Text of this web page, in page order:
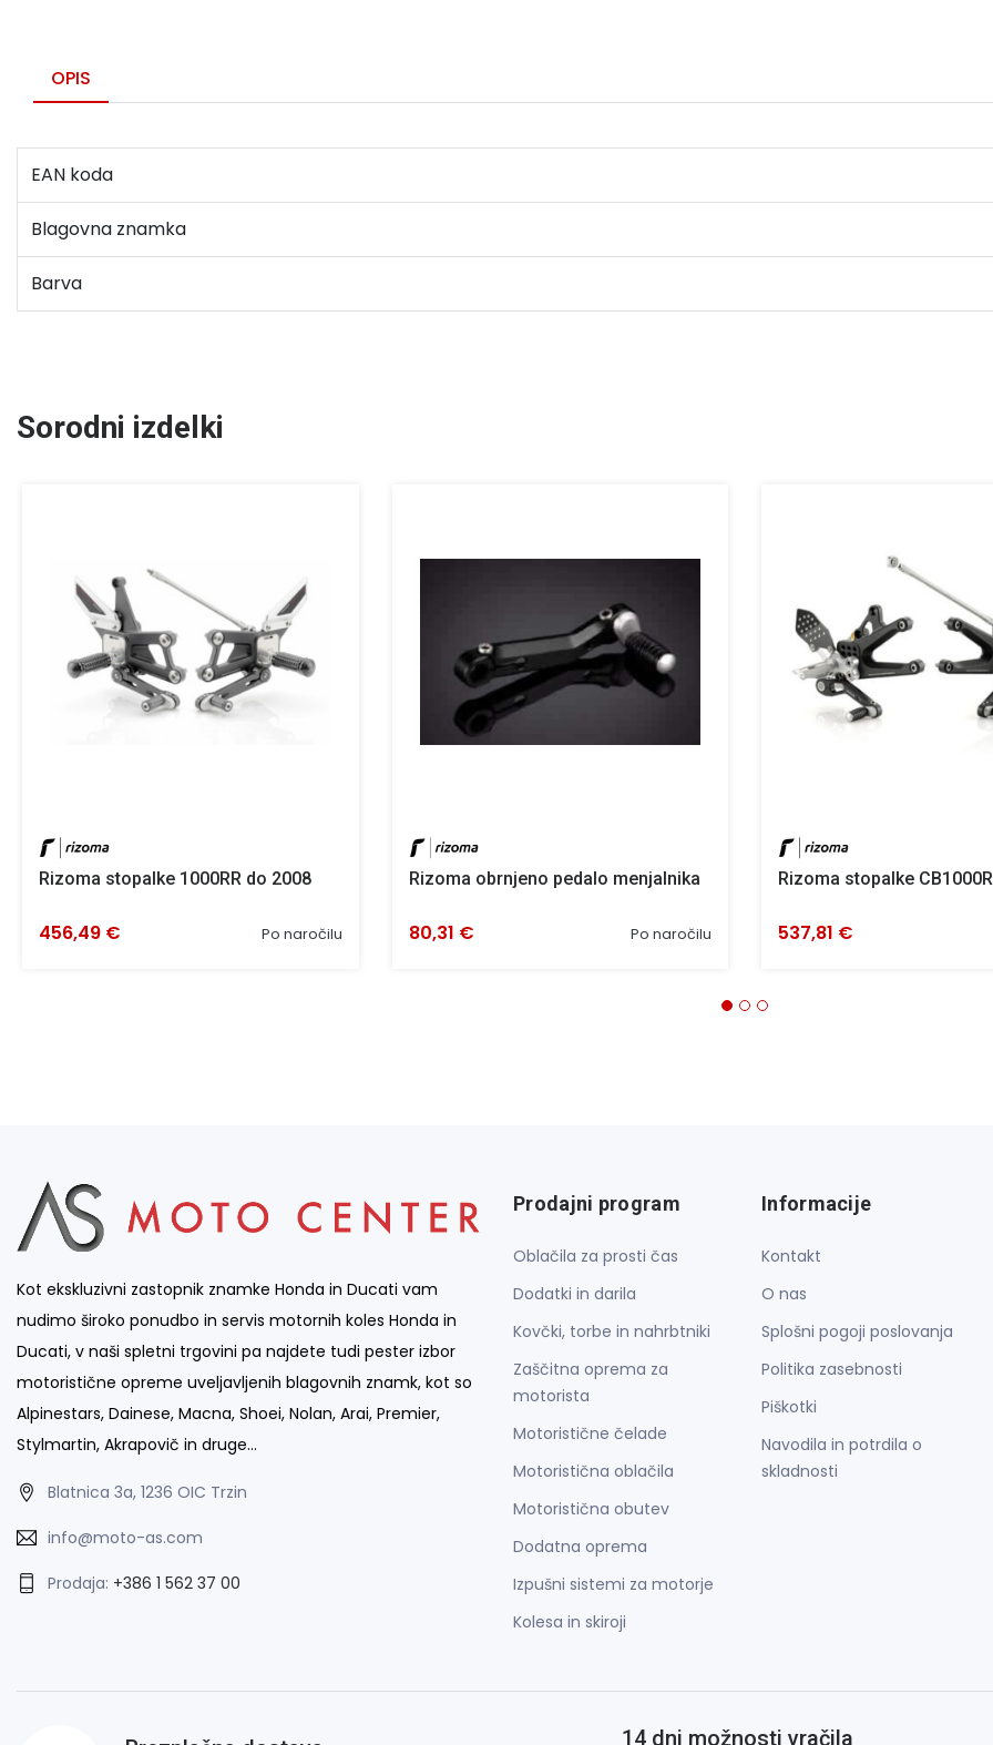
OPIS
EAN koda
Blagovna znamka
Barva
Sorodni izdelki
Rizoma stopalke 1000RR do 2008
Po naročilu
456,49 €
Rizoma obrnjeno pedalo menjalnika
Po naročilu
80,31 €
Rizoma stopalke CB1000R
537,81 €
Kot ekskluzivni zastopnik znamke Honda in Ducati vam
nudimo široko ponudbo in servis motornih koles Honda in
Ducati, v naši spletni trgovini pa najdete tudi pester izbor
motoristične opreme uveljavljenih blagovnih znamk, kot so
Alpinestars, Dainese, Macna, Shoei, Nolan, Arai, Premier,
Stylmartin, Akrapovič in druge…
Blatnica 3a, 1236 OIC Trzin
info@moto-as.com
Prodaja: +386 1 562 37 00
Prodajni program
Oblačila za prosti čas
Dodatki in darila
Kovčki, torbe in nahrbtniki
Zaščitna oprema za
motorista
Motoristične čelade
Motoristična oblačila
Motoristična obutev
Dodatna oprema
Izpušni sistemi za motorje
Kolesa in skiroji
Informacije
Kontakt
O nas
Splošni pogoji poslovanja
Politika zasebnosti
Piškotki
Navodila in potrdila o
skladnosti
14 dni možnosti vračila